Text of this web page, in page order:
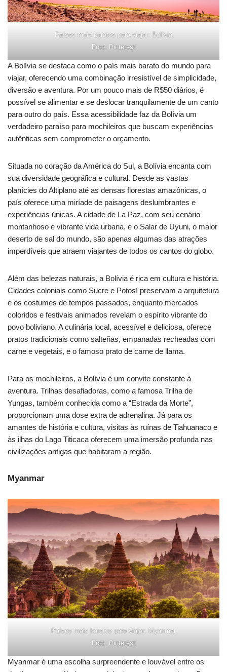
Países mais baratos para viajar: Bolívia
Foto: Pinterest
A Bolívia se destaca como o país mais barato do mundo para
viajar, oferecendo uma combinação irresistível de simplicidade,
diversão e aventura. Por um pouco mais de R$50 diários, é
possível se alimentar e se deslocar tranquilamente de um canto
para outro do país. Essa acessibilidade faz da Bolívia um
verdadeiro paraíso para mochileiros que buscam experiências
autênticas sem comprometer o orçamento.
Situada no coração da América do Sul, a Bolívia encanta com
sua diversidade geográfica e cultural. Desde as vastas
planícies do Altiplano até as densas florestas amazônicas, o
país oferece uma miríade de paisagens deslumbrantes e
experiências únicas. A cidade de La Paz, com seu cenário
montanhoso e vibrante vida urbana, e o Salar de Uyuni, o maior
deserto de sal do mundo, são apenas algumas das atrações
imperdíveis que atraem viajantes de todos os cantos do globo.
Além das belezas naturais, a Bolívia é rica em cultura e história.
Cidades coloniais como Sucre e Potosí preservam a arquitetura
e os costumes de tempos passados, enquanto mercados
coloridos e festivais animados revelam o espírito vibrante do
povo boliviano. A culinária local, acessível e deliciosa, oferece
pratos tradicionais como salteñas, empanadas recheadas com
carne e vegetais, e o famoso prato de carne de llama.
Para os mochileiros, a Bolívia é um convite constante à
aventura. Trilhas desafiadoras, como a famosa Trilha de
Yungas, também conhecida como a “Estrada da Morte”,
proporcionam uma dose extra de adrenalina. Já para os
amantes de história e cultura, visitas às ruínas de Tiahuanaco e
às ilhas do Lago Titicaca oferecem uma imersão profunda nas
civilizações antigas que habitaram a região.
Myanmar
Países mais baratos para viajar: Myanmar
Foto: Pinterest
Myanmar é uma escolha surpreendente e louvável entre os